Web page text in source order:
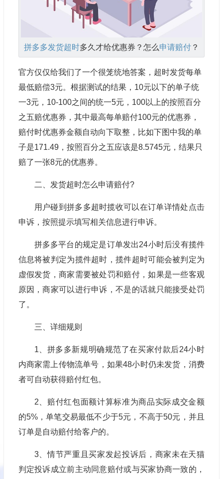
拼多多发货超时多久才给优惠券？怎么申请赔付？
官方仅仅给我们了一个很笼统地答案，超时发货每单
最低赔偿3元。根据测试的结果，10元以下的单子统
一3元，10-100之间的统一5元，100以上的按照百分
之五赔优惠券，其中最高每单赔付100元的优惠券，
赔付时优惠券金额自动向下取整，比如下图中我的单
子是171.49，按照百分之五应该是8.5745元，结果只
赔了一张8元的优惠券。
二、发货超时怎么申请赔付?
用户碰到拼多多超时揽收可以在订单详情处点击
申诉，按照提示填写相关信息进行申诉。
拼多多平台的规定是订单发出24小时后没有揽件
信息将被判定为揽件超时，揽件超时可能会被判定为
虚假发货，商家需要被处罚和赔付，如果是一些客观
原因，商家可以进行申诉，不是的话就只能接受处罚
了。
三、详细规则
1、拼多多新规明确规范了在买家付款后24小时
内商家需上传物流单号，如果48小时仍未发货，消费
者可自动获得赔付红包。
2、赔付红包面额计算标准为商品实际成交金额
的5%，单笔交易最低不少于5元，不高于50元，并且
订单是自动赔付给客户的。
3、情节严重且买家发起投诉后，商家未在天猫
判定投诉成立前主动同意赔付或与买家协商一致的，